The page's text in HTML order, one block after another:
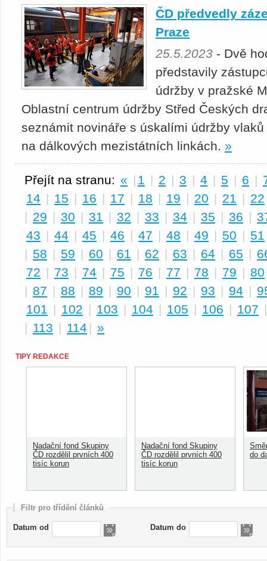
ČD předvedly
Praze
25.5.2023 - Dvě
představily
údržby v pražské
Oblastní centrum údržby Střed Českých
seznámit novináře s úskalími údržby
na dálkových mezistátních linkách. »
Přejít na stranu: « | 1 | 2 | 3 | 4 | 5 | 6 |
14 | 15 | 16 | 17 | 18 | 19 | 20 | 21 | 22
| 29 | 30 | 31 | 32 | 33 | 34 | 35 | 36 |
43 | 44 | 45 | 46 | 47 | 48 | 49 | 50 | 51
| 58 | 59 | 60 | 61 | 62 | 63 | 64 | 65 |
72 | 73 | 74 | 75 | 76 | 77 | 78 | 79 | 80
| 87 | 88 | 89 | 90 | 91 | 92 | 93 | 94 |
101 | 102 | 103 | 104 | 105 | 106 | 107
| 113 | 114 | »
TIPY REDAKCE
Nadační fond Skupiny
ČD rozdělil prvních 400
tisíc korun
Nadační fond Skupiny
ČD rozdělil prvních 400
tisíc korun
do
Filtr pro třídění článků
Datum od Datum do